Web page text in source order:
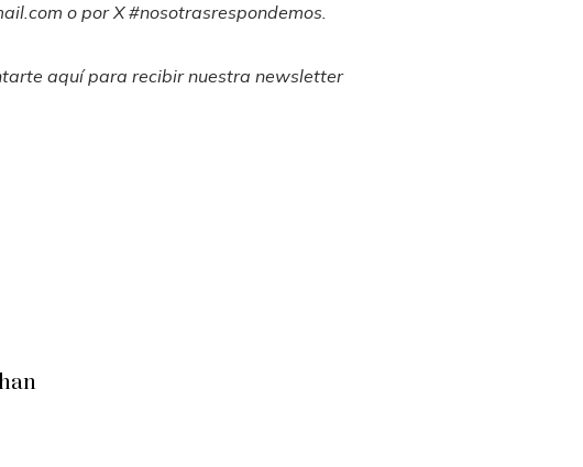
o por X #nosotrasrespondemos.
aquí para recibirnuestra newsletter